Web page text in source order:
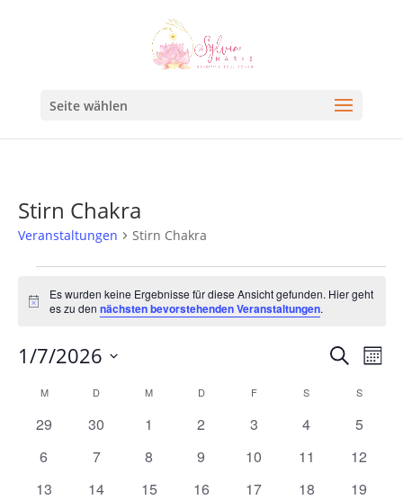
Seite wählen
Stirn Chakra
Veranstaltungen Stirn Chakra
Hinweis
Es wurden keine Ergebnisse für diese Ansicht gefunden. Hier geht
es zu dennächsten bevorstehenden Veranstaltungen.
Suche
und
Suche
1/7/2026
Kalender
von
Veranstaltungen
M D M D F S S
0
29
0
30
0
1
0
2
0
3
0
4
0
5
0
6
0
7
0
8
0
9
0
10
0
11
0
12
0
13
0
14
0
15
0
16
0
17
0
18
0
19